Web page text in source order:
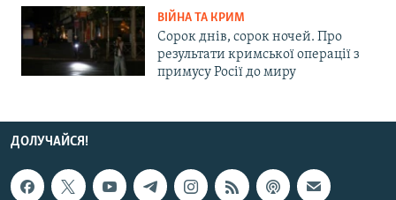
ВІЙНА ТА КРИМ
Сорок днів, сорок ночей. Про
результати кримської операції з
примусу Росії до миру
ДОЛУЧАЙСЯ!